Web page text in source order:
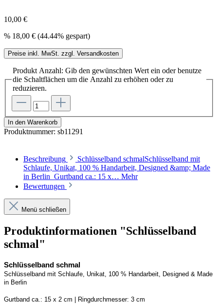
10,00 €
% 18,00 € (44.44% gespart)
Preise inkl. MwSt. zzgl. Versandkosten
Produkt Anzahl: Gib den gewünschten Wert ein oder benutze
die Schaltflächen um die Anzahl zu erhöhen oder zu
reduzieren.
In den Warenkorb
Produktnummer: sb11291
Beschreibung
Schlüsselband schmalSchlüsselband mit
Schlaufe, Unikat, 100 % Handarbeit, Designed &amp; Made
in Berlin Gurtband ca.: 15 x… Mehr
Bewertungen
Menü schließen
Produktinformationen "Schlüsselband
schmal"
Schlüsselband schmal
Schlüsselband mit Schlaufe, Unikat, 100 % Handarbeit, Designed & Made
in Berlin
Gurtband ca.: 15 x 2 cm | Ringdurchmesser: 3 cm